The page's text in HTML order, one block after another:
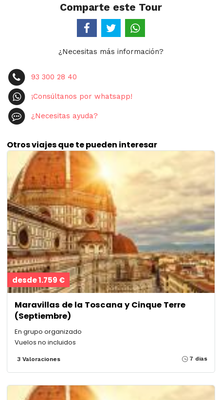
Comparte este Tour
¿Necesitas más información?
93 300 28 40
¡Consúltanos por whatsapp!
¿Necesitas ayuda?
Otros viajes que te pueden interesar
desde 1.759 €
Maravillas de la Toscana y Cinque Terre
(Septiembre)
En grupo organizado
Vuelos no incluidos
3 Valoraciones 7 dias